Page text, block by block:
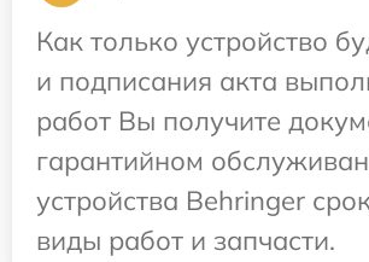
Как только устройство
и подписания акта
работ Вы получите
гарантийном
устройства Behringer
виды работ и запчасти.